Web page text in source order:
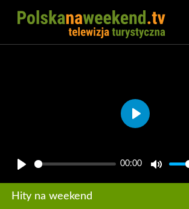
00:00
Play
Hity na weekend